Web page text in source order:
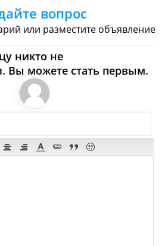
Центры
Где купить?
Шоппинг
Булочные
Торговые Центры
вопрос
или разместите объявление
никто не
Вы можете стать первым.